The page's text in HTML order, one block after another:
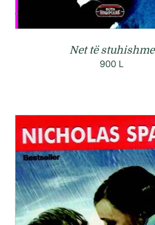
Net të stuhishme
900 L